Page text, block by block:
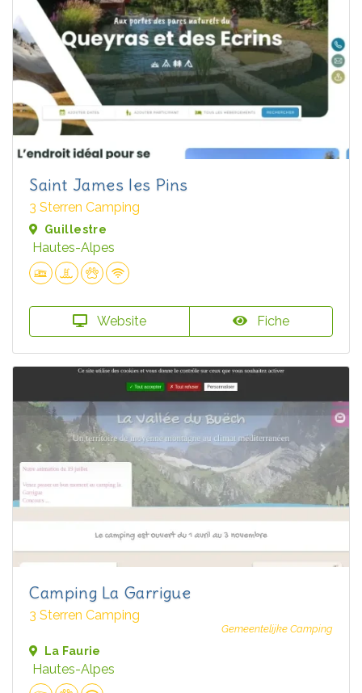
Saint James les Pins
3 Sterren Camping
Guillestre
Hautes-Alpes
Website Fiche
Camping La Garrigue
3 Sterren Camping
Gemeentelijke Camping
La Faurie
Hautes-Alpes